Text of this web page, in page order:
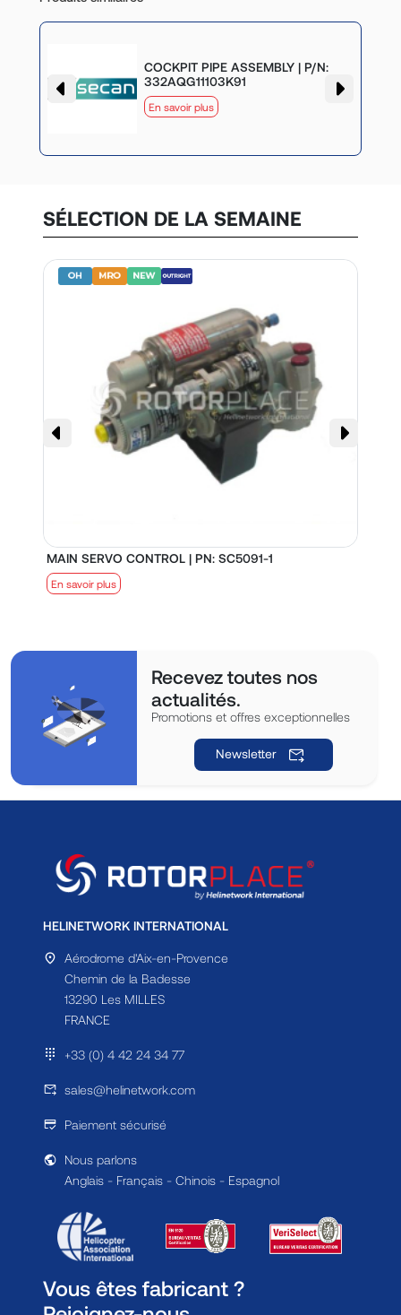
COCKPIT PIPE ASSEMBLY | P/N:
332AQG11103K91
En savoir plus
SÉLECTION DE LA SEMAINE
MAIN SERVO CONTROL | PN: SC5091-1
En savoir plus
Recevez toutes nos
actualités.
Promotions et offres exceptionnelles
Newsletter
HELINETWORK INTERNATIONAL
Aérodrome d'Aix-en-Provence
Chemin de la Badesse
13290 Les MILLES
FRANCE
+33 (0) 4 42 24 34 77
sales@helinetwork.com
Paiement sécurisé
Nous parlons
Anglais - Français - Chinois - Espagnol
Vous êtes fabricant ?